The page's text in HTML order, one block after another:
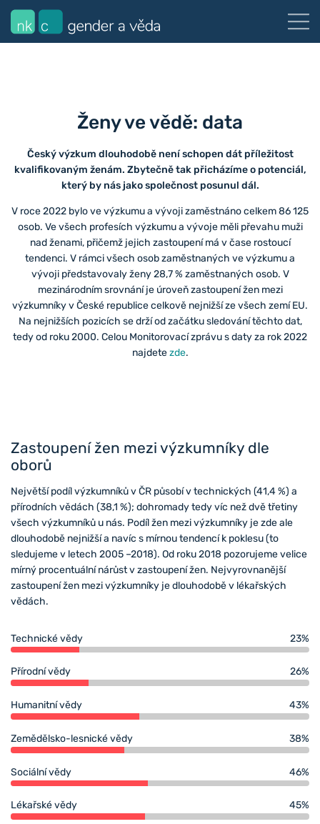
Ženy ve vědě: data
Český výzkum dlouhodobě není schopen dát příležitost
kvalifikovaným ženám. Zbytečně tak přicházíme o potenciál,
který by nás jako společnost posunul dál.
V roce 2022 bylo ve výzkumu a vývoji zaměstnáno celkem 86 125
osob. Ve všech profesích výzkumu a vývoje měli převahu muži
nad ženami, přičemž jejich zastoupení má v čase rostoucí
tendenci. V rámci všech osob zaměstnaných ve výzkumu a
vývoji představovaly ženy 28,7 % zaměstnaných osob. V
mezinárodním srovnání je úroveň zastoupení žen mezi
výzkumníky v České republice celkově nejnižší ze všech zemí EU.
Na nejnižších pozicích se drží od začátku sledování těchto dat,
tedy od roku 2000. Celou Monitorovací zprávu s daty za rok 2022
najdetezde.
Zastoupení žen mezi výzkumníky dle
oborů
Největší podíl výzkumníků v ČR působí v technických (41,4 %) a
přírodních vědách (38,1 %); dohromady tedy víc než dvě třetiny
všech výzkumníků u nás. Podíl žen mezi výzkumníky je zde ale
dlouhodobě nejnižší a navíc s mírnou tendencí k poklesu (to
sledujeme v letech 2005 –2018). Od roku 2018 pozorujeme velice
mírný procentuální nárůst v zastoupení žen. Nejvyrovnanější
zastoupení žen mezi výzkumníky je dlouhodobě v lékařských
vědách.
Technické vědy 23%
Přírodní vědy 26%
Humanitní vědy 43%
Zemědělsko-lesnické vědy 38%
Sociální vědy 46%
Lékařské vědy 45%